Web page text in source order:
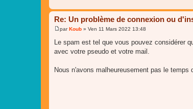
Re: Un problème de connexion ou
M
s
s
e
parKoub » Ven 11 Mars 2022 13:48
Le spam est tel que vous pouvez considérer
avec votre pseudo et votre mail.
Nous n'avons malheureusement pas le